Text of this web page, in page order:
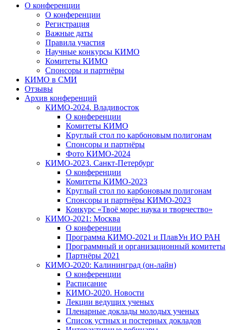
О конференции
О конференции
Регистрация
Важные даты
Правила участия
Научные конкурсы КИМО
Комитеты КИМО
Спонсоры и партнёры
КИМО в СМИ
Отзывы
Архив конференций
КИМО-2024. Владивосток
О конференции
Комитеты КИМО
Круглый стол по карбоновым полигонам
Спонсоры и партнёры
Фото КИМО-2024
КИМО-2023. Санкт-Петербург
О конференции
Комитеты КИМО-2023
Круглый стол по карбоновым полигонам
Спонсоры и партнёры КИМО-2023
Конкурс «Твоё море: наука и творчество»
КИМО-2021: Москва
О конференции
Программа КИМО-2021 и ПлавУн ИО РАН
Программный и организационный комитеты
Партнёры 2021
КИМО-2020: Калининград (он-лайн)
О конференции
Расписание
КИМО-2020. Новости
Лекции ведущих ученых
Пленарные доклады молодых ученых
Список устных и постерных докладов